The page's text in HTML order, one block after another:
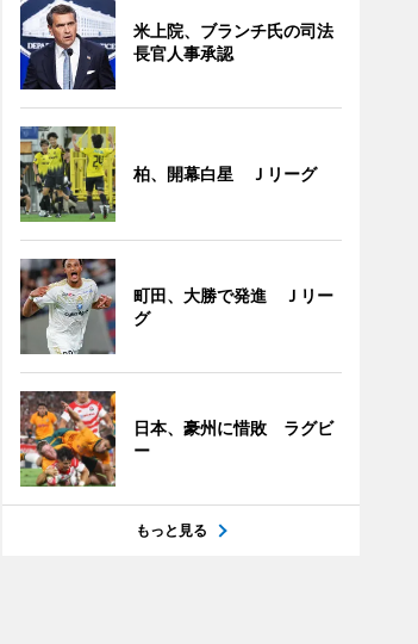
米上院、ブランチ氏の司法
長官人事承認
柏、開幕白星 Ｊリーグ
町田、大勝で発進 Ｊリー
グ
日本、豪州に惜敗 ラグビ
ー
もっと見る